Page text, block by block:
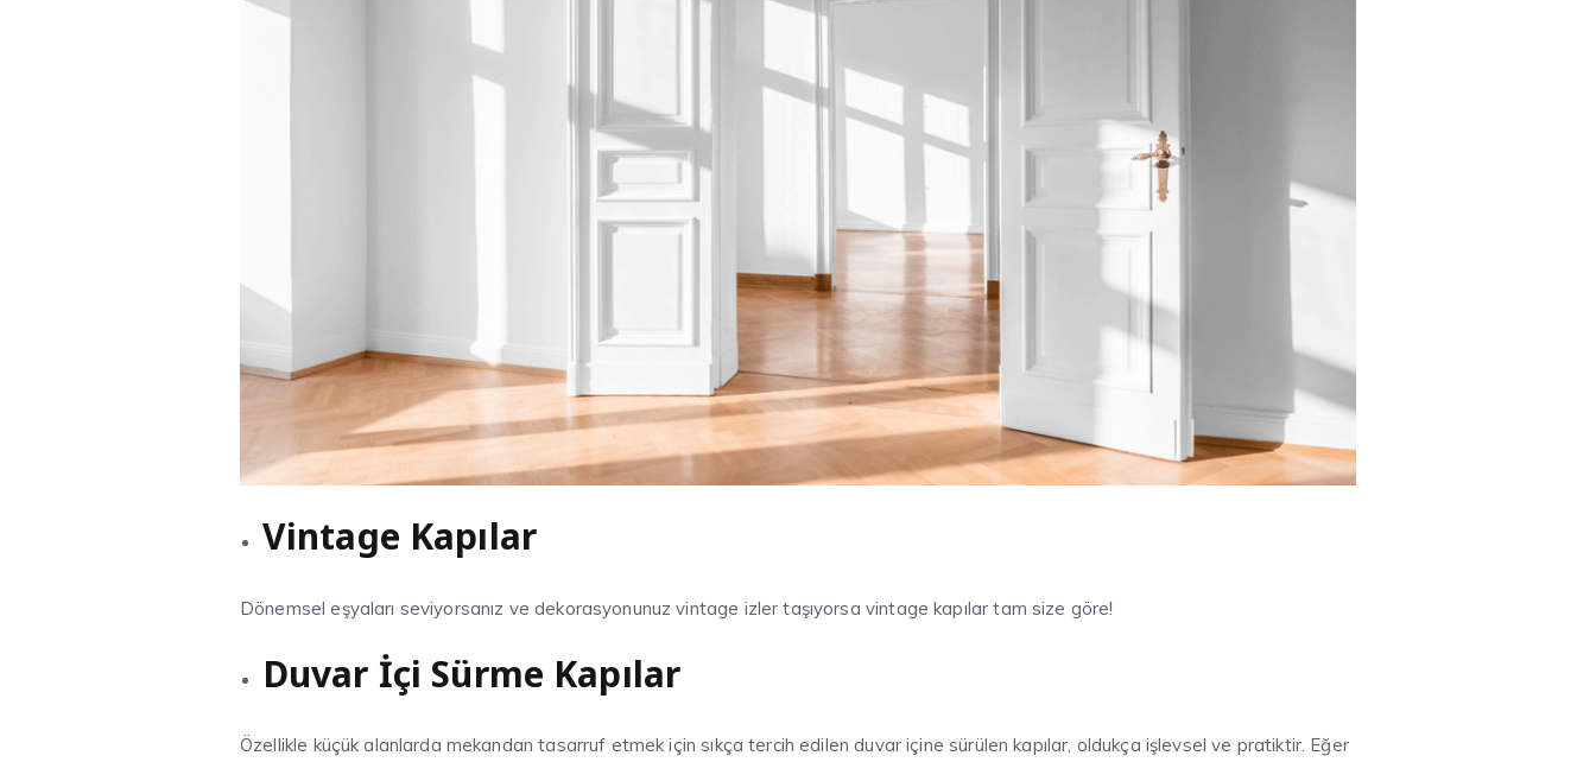
Vintage Kapılar
Dönemsel eşyaları seviyorsanız ve dekorasyonunuz vintage izler taşıyorsa vintage kapılar tam size göre!
Duvar İçi Sürme Kapılar
Özellikle küçük alanlarda mekandan tasarruf etmek için sıkça tercih edilen duvar içine sürülen kapılar, oldukça işlevsel ve pratiktir. Eğer